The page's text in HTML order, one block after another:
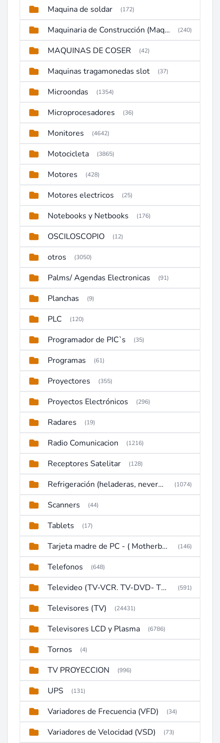
Maquina de soldar (172)
Maquinaria de Construcción (Maquinaria Pesada) (240)
MAQUINAS DE COSER (42)
Maquinas tragamonedas slot (37)
Microondas (1354)
Microprocesadores (36)
Monitores (4642)
Motocicleta (3865)
Motores (428)
Motores electricos (25)
Notebooks y Netbooks (176)
OSCILOSCOPIO (12)
otros (3050)
Palms/ Agendas Electronicas (91)
Planchas (9)
PLC (120)
Programador de PIC`s (35)
Programas (61)
Proyectores (355)
Proyectos Electrónicos (296)
Radares (19)
Radio Comunicacion (1216)
Receptores Satelitar (128)
Refrigeración (heladeras, neveras, congeladores) (1074)
Scanners (44)
Tablets (17)
Tarjeta madre de PC - ( Motherboard ) (146)
Telefonos (648)
Televideo (TV-VCR. TV-DVD- TV-DVD-VCR) (591)
Televisores (TV) (24431)
Televisores LCD y Plasma (6786)
Tornos (4)
TV PROYECCION (996)
UPS (131)
Variadores de Frecuencia (VFD) (34)
Variadores de Velocidad (VSD) (73)